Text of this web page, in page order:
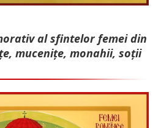
al sfintelor femei din
mu­cenițe, monahii, soții